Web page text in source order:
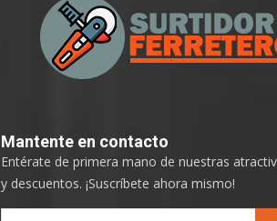
Mantente en contacto
Entérate de primera mano de nuestras
y descuentos. ¡Suscríbete ahora mismo!